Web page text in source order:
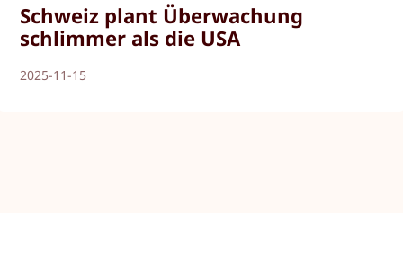
Schweiz plant Überwachung
schlimmer als die USA
2025-11-15